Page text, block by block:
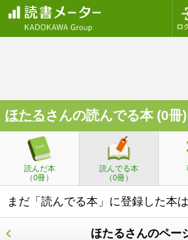
ほたるさんの読んでる本 (0冊)
読んだ本
（0冊）
読んでる本
（0冊）
まだ「読んでる本」に登録した本
ほたるさんのペー